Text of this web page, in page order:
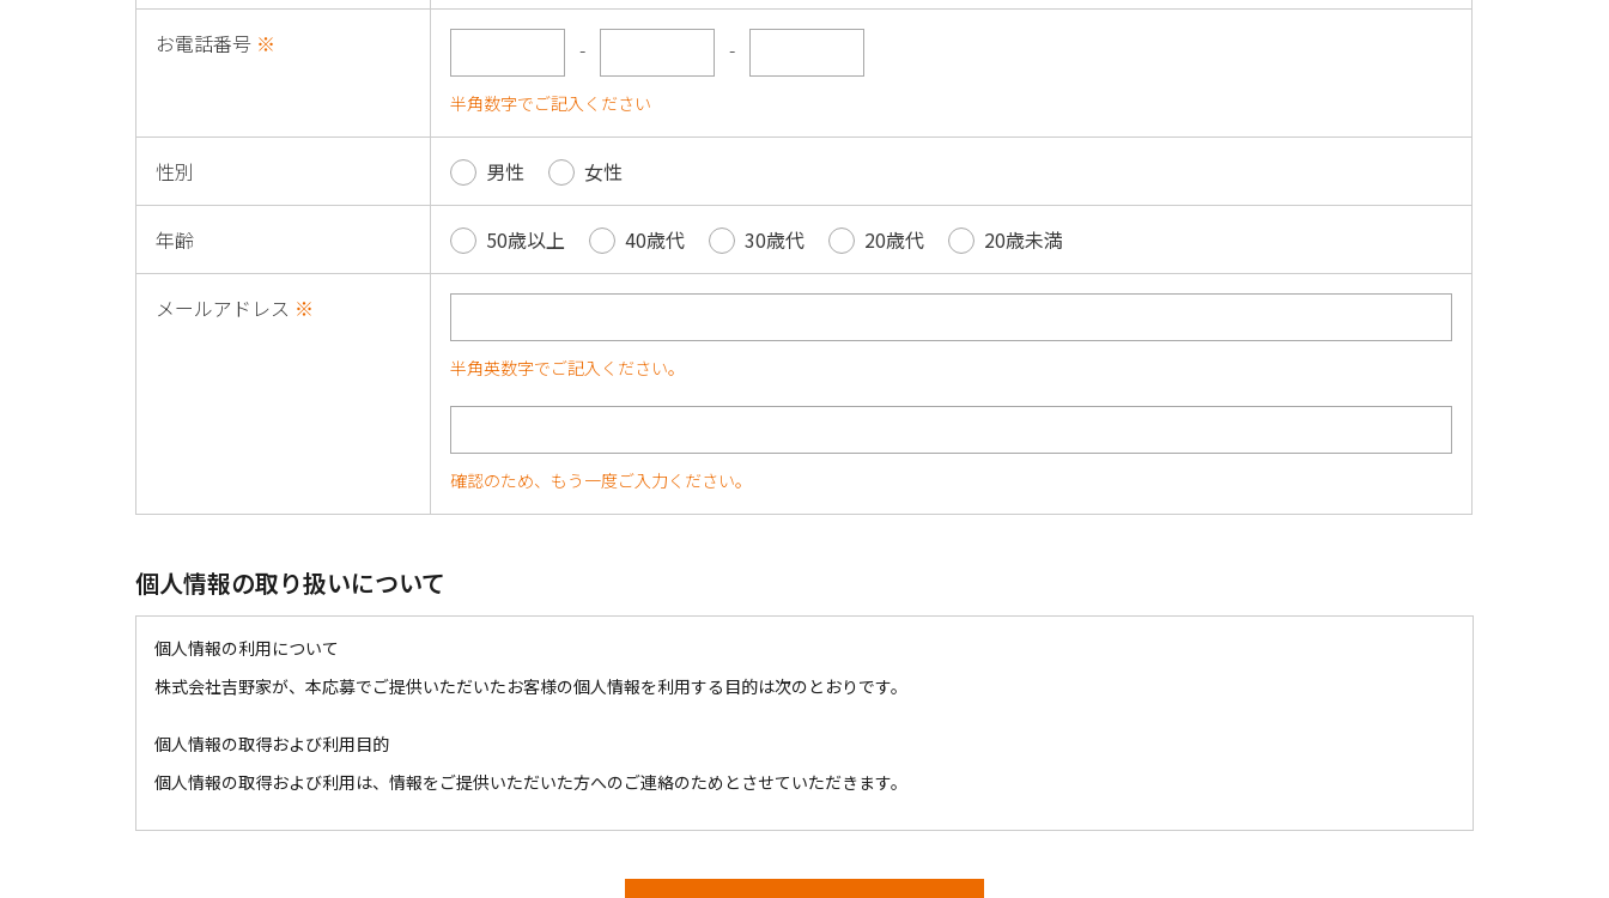
お電話番号 ※ - -
半角数字でご記入ください
性別 男性 女性
年齢 50歳以上 40歳代 30歳代 20歳代 20歳未満
メールアドレス ※
半角英数字でご記入ください。
確認のため、もう一度ご入力ください。
個人情報の取り扱いについて
個人情報の利用について
株式会社吉野家が、本応募でご提供いただいたお客様の個人情報を利用する目的は次のとおりです。
個人情報の取得および利用目的
個人情報の取得および利用は、情報をご提供いただいた方へのご連絡のためとさせていただきます。
ご提供いただく個人情報は、プライバシーポリシーにもとづき適切に取り扱わせていただきます。